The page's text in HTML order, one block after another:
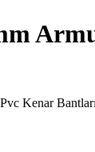
Kenar Bantları